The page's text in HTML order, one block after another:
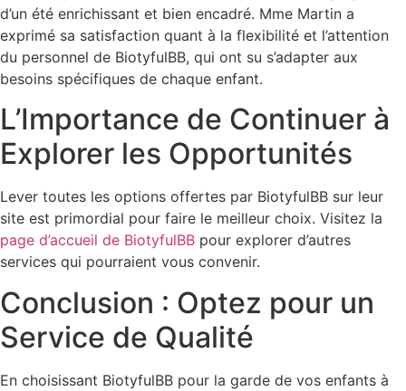
d’un été enrichissant et bien encadré. Mme Martin a
exprimé sa satisfaction quant à la flexibilité et l’attention
du personnel de BiotyfulBB, qui ont su s’adapter aux
besoins spécifiques de chaque enfant.
L’Importance de Continuer à
Explorer les Opportunités
Lever toutes les options offertes par BiotyfulBB sur leur
site est primordial pour faire le meilleur choix. Visitez la
page d’accueil de BiotyfulBB pour explorer d’autres
services qui pourraient vous convenir.
Conclusion : Optez pour un
Service de Qualité
En choisissant BiotyfulBB pour la garde de vos enfants à